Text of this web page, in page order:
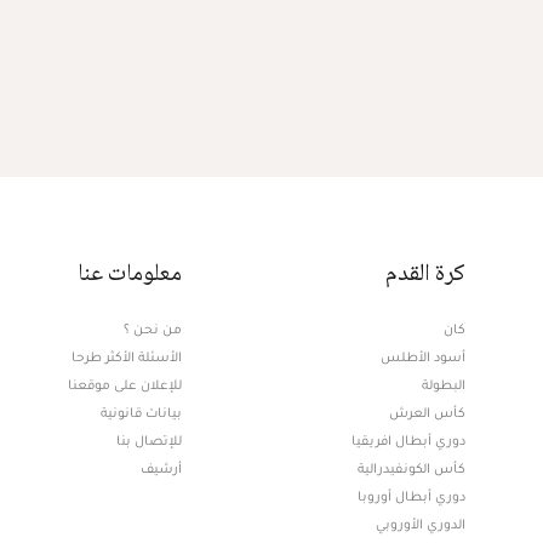
كرة القدم
كان
أسود الأطلس
البطولة
كأس العرش
دوري أبطال افريقيا
كأس الكونفيدرالية
دوري أبطال أوروبا
الدوري الأوروبي
معلومات عنا
من نحن ؟
الأسئلة الأكثر طرحا
للإعلان على موقعنا
بيانات قانونية
للإتصال بنا
أرشيف